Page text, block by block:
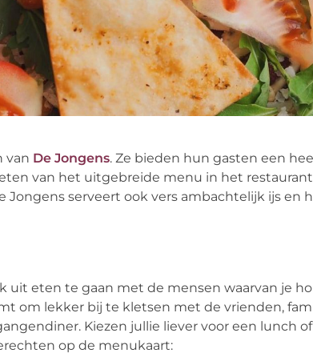
van De Jongens. Ze bieden hun gasten een
van het uitgebreide menu in het
Jongens serveert ook vers ambachtelijk ijs en
uit eten te gaan met de mensen waarvan je
om lekker bij te kletsen met de vrienden,
Kiezen jullie liever voor een lunch
op de menukaart: